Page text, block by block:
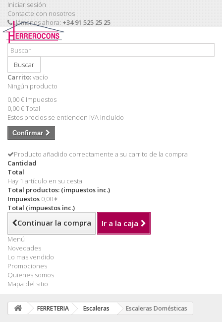
Iniciar sesión
Contacte con nosotros
Llámanos ahora: +34 91 525 25 25
Buscar
Carrito:vacío
Ningún producto
0,00 € Impuestos
0,00 €Total
Estos precios se entienden IVA incluído
Confirmar
Producto añadido correctamente a su carrito de la compra
Cantidad
Total
Hay 1 artículo en su cesta.
Total productos: (impuestos inc.)
Impuestos 0,00 €
Total (impuestos inc.)
Continuar la compra Ir a la caja
Menú
Novedades
Lo mas vendido
Promociones
Quienes somos
Mapa del sitio
FERRETERIA Escaleras Escaleras Domésticas